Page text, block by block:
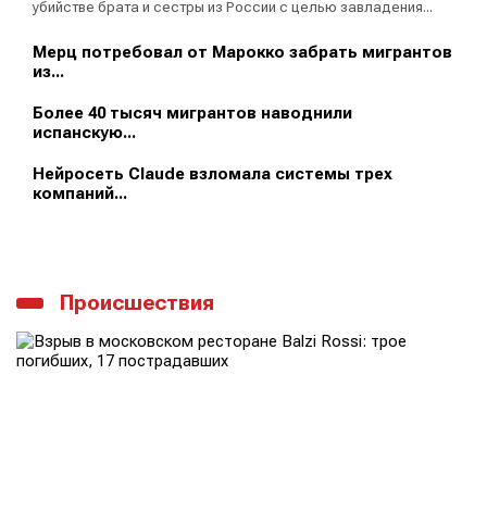
убийстве брата и сестры из России с целью завладения...
Мерц потребовал от Марокко забрать мигрантов
из...
Более 40 тысяч мигрантов наводнили
испанскую...
Нейросеть Claude взломала системы трех
компаний...
Происшествия